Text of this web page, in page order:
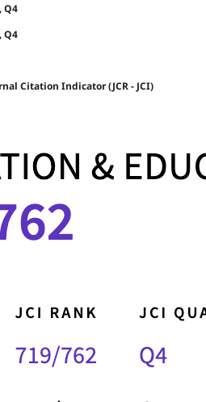
Q4
Q4
Citation Indicator (JCR - JCI)